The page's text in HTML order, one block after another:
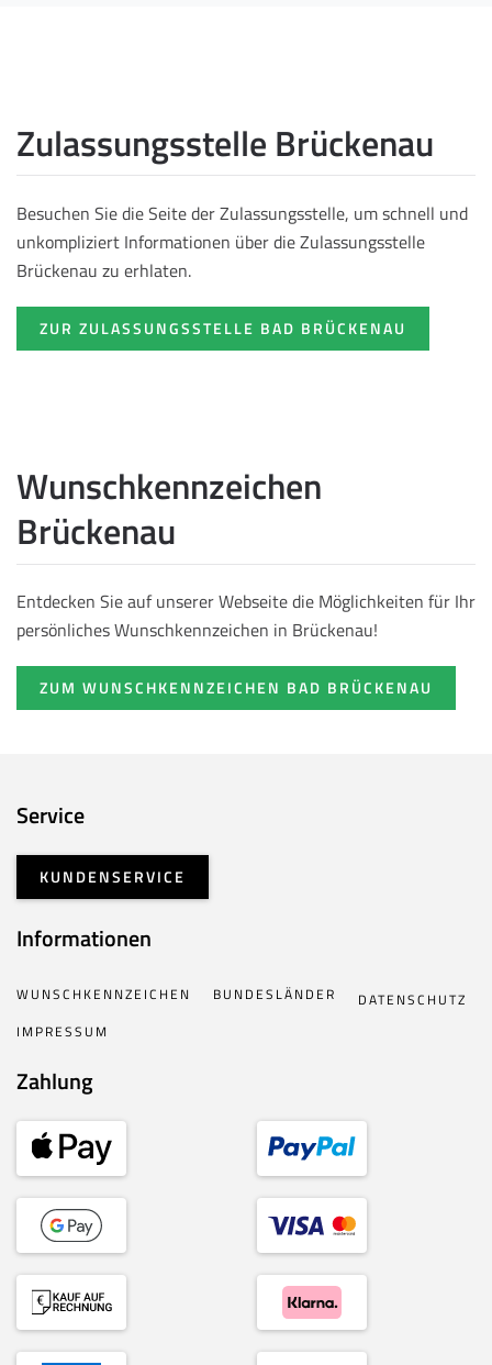
Zulassungsstelle Brückenau
Besuchen Sie die Seite der Zulassungsstelle, um schnell und
unkompliziert Informationen über die Zulassungsstelle
Brückenau zu erhlaten.
ZUR ZULASSUNGSSTELLE BAD BRÜCKENAU
Wunschkennzeichen
Brückenau
Entdecken Sie auf unserer Webseite die Möglichkeiten für Ihr
persönliches Wunschkennzeichen in Brückenau!
ZUM WUNSCHKENNZEICHEN BAD BRÜCKENAU
Service
KUNDENSERVICE
Informationen
WUNSCHKENNZEICHEN BUNDESLÄNDER
DATENSCHUTZ
IMPRESSUM
Zahlung